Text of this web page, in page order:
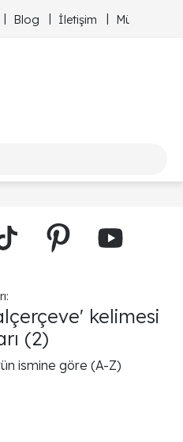
Blog İletişim Müşteri
kelimesi
(2)
ismine göre (A-Z)